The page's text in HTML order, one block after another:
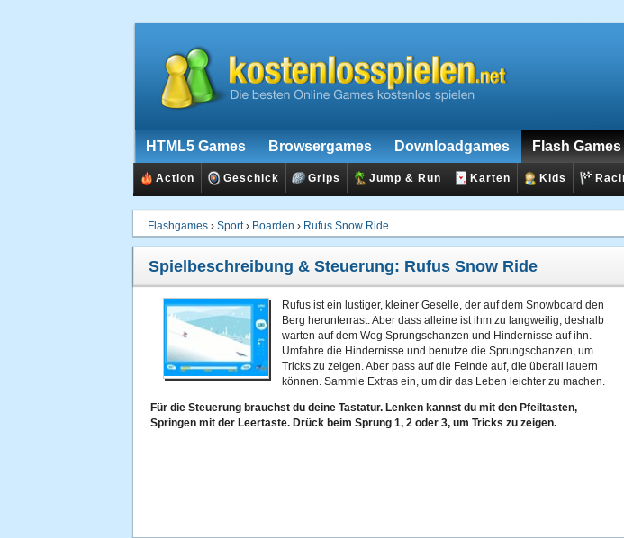
HTML5 Games Browsergames Downloadgames Flash Games
Action Geschick Grips Jump & Run Karten Kids
Flashgames › Sport› Boarden › Rufus Snow Ride
Spielbeschreibung & Steuerung: Rufus Snow Ride
Rufus ist ein lustiger, kleiner Geselle, der auf dem Snowboard den
Berg herunterrast. Aber dass alleine ist ihm zu langweilig, deshalb
warten auf dem Weg Sprungschanzen und Hindernisse auf ihn.
Umfahre die Hindernisse und benutze die Sprungschanzen, um
Tricks zu zeigen. Aber pass auf die Feinde auf, die überall lauern
können. Sammle Extras ein, um dir das Leben leichter zu machen.
Für die Steuerung brauchst du deine Tastatur. Lenken kannst du mit den Pfeiltasten,
Springen mit der Leertaste. Drück beim Sprung 1, 2 oder 3, um Tricks zu zeigen.